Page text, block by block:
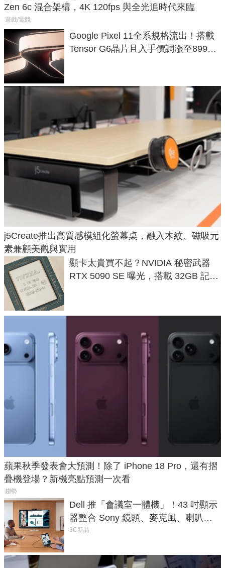
Zen 6c 混合架構，4K 120fps 與全光追時代來臨
遊戲/電競
Google Pixel 11全系規格流出！搭載
Tensor G6晶片且入手價調漲至899美
j5Create推出高質感模組化螢幕桌，融入木紋、磁吸元
素兼顧美觀與實用
顯卡太貴買不起？NVIDIA 秘密武器
RTX 5090 SE 曝光，搭載 32GB 記憶
蘋果秋季發表會大預測！除了 iPhone 18 Pro，還有摺
疊機登場？新機亮點預測一次看
趨勢
Dell 推「會議室一體機」！43 吋顯示
器整合 Sony 鏡頭、麥克風、喇叭，
一條 USB-C 就能開會
3C新品